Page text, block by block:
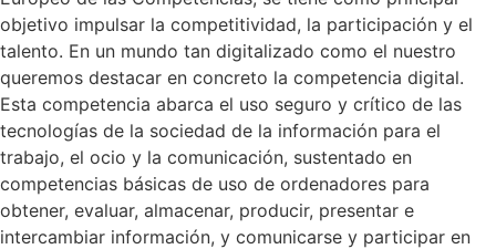
objetivo impulsar la competitividad, la participación y el
talento. En un mundo tan digitalizado como el nuestro
queremos destacar en concreto la competencia digital.
Esta competencia abarca el uso seguro y crítico de las
tecnologías de la sociedad de la información para el
trabajo, el ocio y la comunicación, sustentado en
competencias básicas de uso de ordenadores para
obtener, evaluar, almacenar, producir, presentar e
intercambiar información, y comunicarse y participar en